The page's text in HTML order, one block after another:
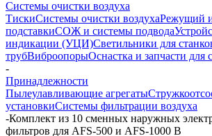
Системы очистки воздуха
ТискиСистемы очистки воздухаРежущий
подставкиСОЖ и системы подвода
индикации (УЦИ)Светильники для
трубВиброопорыОснастка и запчасти для
-
Принадлежности
Пылеулавливающие агрегаты
установкиСистемы фильтрации воздуха
-Комплект из 10 сменных наружных
фильтров для AFS-500 и AFS-1000 B